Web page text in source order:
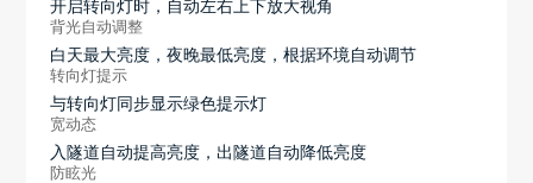
背光自动调整
白天最大亮度，夜晚最低亮度，根据环境自动调节
转向灯提示
与转向灯同步显示绿色提示灯
宽动态
入隧道自动提高亮度，出隧道自动降低亮度
防眩光